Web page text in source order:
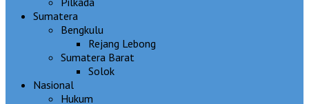
Sumatera
Bengkulu
Rejang Lebong
Sumatera Barat
Solok
Nasional
Hukum